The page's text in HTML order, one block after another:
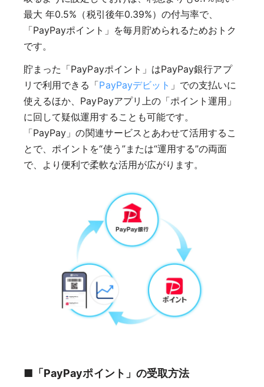
最大 年0.5%（税引後年0.39%）の付与率で、
「PayPayポイント」を毎月貯められるためおトク
です。
貯まった「PayPayポイント」はPayPay銀行アプ
リで利用できる「PayPayデビット 」での支払いに
使えるほか、PayPayアプリ上の「ポイント運用」
に回して疑似運用することも可能です。
「PayPay」の関連サービスとあわせて活用するこ
とで、ポイントを“使う”または“運用する”の両面
で、より便利で柔軟な活用が広がります。
■「PayPayポイント」の受取方法